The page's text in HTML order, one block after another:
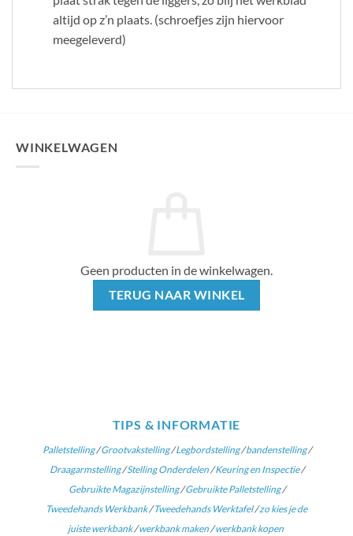
altijd op z’n plaats. (schroefjes zijn hiervoor
meegeleverd)
WINKELWAGEN
Geen producten in de winkelwagen.
TERUG NAAR WINKEL
TIPS & INFORMATIE
Palletstelling/Grootvakstelling/Legbordstelling/bandenstelling/
Draagarmstelling/Stelling Onderdelen/Keuring en Inspectie/
Gebruikte Magazijnstelling/Gebruikte Palletstelling/
Tweedehands Werkbank/Tweedehands Werktafel/zo kies je de
juiste werkbank/werkbank maken/werkbank kopen